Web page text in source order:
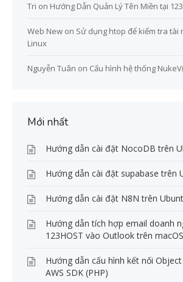
Tri on Hướng Dẫn Quản Lý Tên Miền tại
Web New on Sử dụng htop để kiểm tra tài
Linux
Nguyễn Tuân on Cấu hình hệ thống
Mới nhất
Hướng dẫn cài đặt NocoDB trên
Hướng dẫn cài đặt supabase trên
Hướng dẫn cài đặt N8N trên
Hướng dẫn tích hợp email doanh
123HOST vào Outlook trên macOS
Hướng dẫn cấu hình kết nối
AWS SDK (PHP)